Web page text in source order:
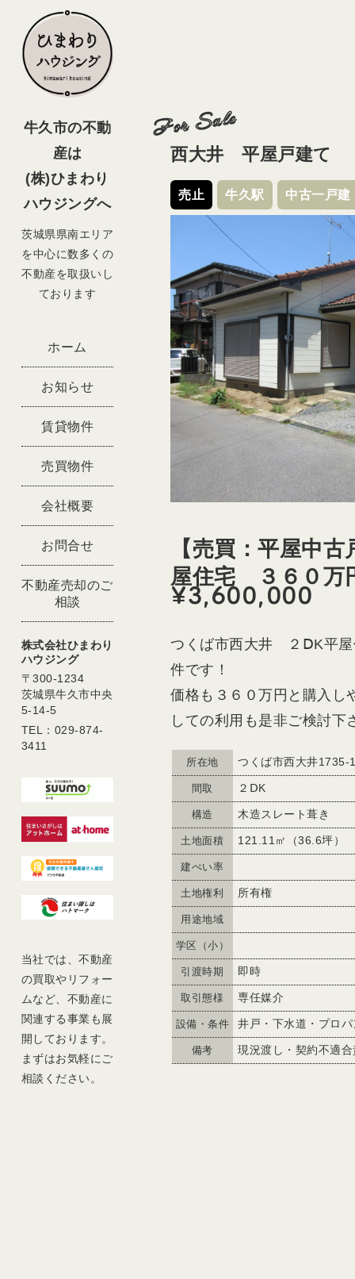
牛久市の不動
産は
(株)ひまわり
ハウジングへ
茨城県県南エリア
を中心に数多くの
不動産を取扱いし
ております
ホーム
お知らせ
賃貸物件
売買物件
会社概要
お問合せ
不動産売却のご
相談
株式会社ひまわり
ハウジング
〒300-1234
茨城県牛久市中央
5-14-5
TEL：029-874-
3411
当社では、不動産
の買取やリフォー
ムなど、不動産に
関連する事業も展
開しております。
まずはお気軽にご
相談ください。
For Sale
西大井 平屋戸建て
売止 牛久駅 中古一戸建
【売買：平屋中
屋住宅 ３６０万
¥3,600,000
つくば市西大井 ２ⅮK平
件です！
価格も３６０万円と購入し
しての利用も是非ご検討下
所在地 つくば市西大井1735-
間取 ２ⅮK
構造 木造スレート葺き
土地面積 121.11㎡（36.6坪）
建ぺい率
土地権利 所有権
用途地域
学区（小）
引渡時期 即時
取引態様 専任媒介
設備・条件 井戸・下水道・プロ
備考 現況渡し・契約不適